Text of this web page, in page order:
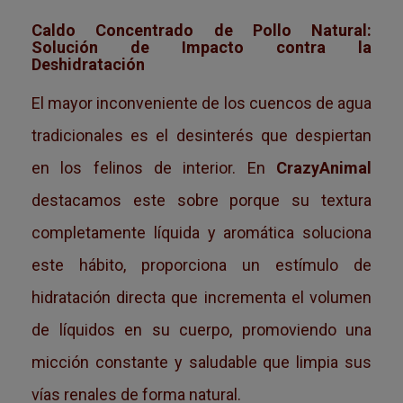
Caldo Concentrado de Pollo Natural:
Solución de Impacto contra la
Deshidratación
El mayor inconveniente de los cuencos de agua
tradicionales es el desinterés que despiertan
en los felinos de interior. En CrazyAnimal
destacamos este sobre porque su textura
completamente líquida y aromática soluciona
este hábito, proporciona un estímulo de
hidratación directa que incrementa el volumen
de líquidos en su cuerpo, promoviendo una
micción constante y saludable que limpia sus
vías renales de forma natural.